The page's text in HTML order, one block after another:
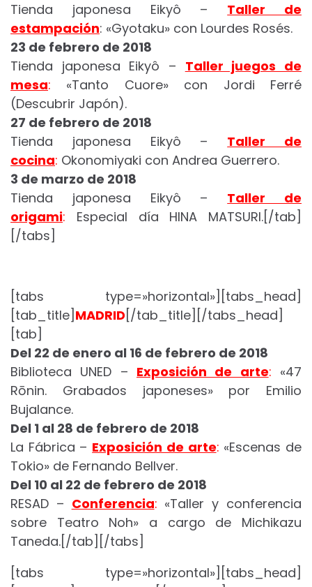
Tienda japonesa Eikyô – Taller de
estampación: «Gyotaku» con Lourdes Rosés.
23 de febrero de 2018
Tienda japonesa Eikyô – Taller juegos de
mesa: «Tanto Cuore» con Jordi Ferré
(Descubrir Japón).
27 de febrero de 2018
Tienda japonesa Eikyô – Taller de
cocina: Okonomiyaki con Andrea Guerrero.
3 de marzo de 2018
Tienda japonesa Eikyô – Taller de
origami: Especial día HINA MATSURI.[/tab]
[/tabs]
[tabs type=»horizontal»][tabs_head]
[tab_title] MADRID [/tab_title][/tabs_head]
[tab]
Del 22 de enero al 16 de febrero de 2018
Biblioteca UNED – Exposición de arte: «47
Rōnin. Grabados japoneses» por Emilio
Bujalance.
Del 1 al 28 de febrero de 2018
La Fábrica – Exposición de arte: «Escenas de
Tokio» de Fernando Bellver.
Del 10 al 22 de febrero de 2018
RESAD – Conferencia: «Taller y conferencia
sobre Teatro Noh» a cargo de Michikazu
Taneda.[/tab][/tabs]
[tabs type=»horizontal»][tabs_head]